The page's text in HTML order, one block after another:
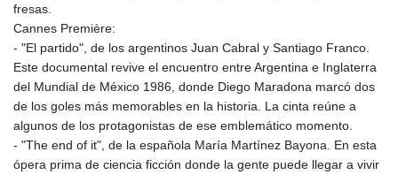
fresas.
Cannes Première:
- "El partido", de los argentinos Juan Cabral y Santiago Franco.
Este documental revive el encuentro entre Argentina e Inglaterra
del Mundial de México 1986, donde Diego Maradona marcó dos
de los goles más memorables en la historia. La cinta reúne a
algunos de los protagonistas de ese emblemático momento.
- "The end of it", de la española María Martínez Bayona. En esta
ópera prima de ciencia ficción donde la gente puede llegar a vivir